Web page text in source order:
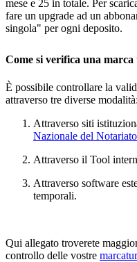
mese e 25 in totale. Per
fare un upgrade ad un
singola" per ogni deposito.
Come si verifica una marca
È possibile controllare la
attraverso tre diverse modalità:
Attraverso siti
Nazionale del Notariato
Attraverso il Tool
Attraverso software
temporali.
Qui allegato troverete
controllo delle vostre